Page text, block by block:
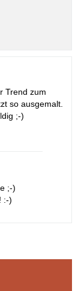
Trend zum
so ausgemalt.
;-)
;-)
:-)